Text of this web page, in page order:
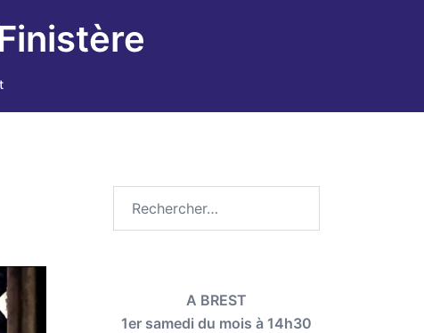
A BREST
1er samedi du mois à 14h30